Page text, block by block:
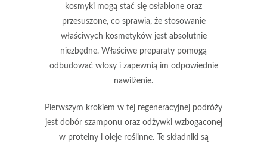
kosmyki mogą stać się osłabione oraz
przesuszone, co sprawia, że stosowanie
właściwych kosmetyków jest absolutnie
niezbędne. Właściwe preparaty pomogą
odbudować włosy i zapewnią im odpowiednie
nawilżenie.
Pierwszym krokiem w tej regeneracyjnej podróży
jest dobór szamponu oraz odżywkiwzbogaconej
w proteiny i oleje roślinne. Te składniki są